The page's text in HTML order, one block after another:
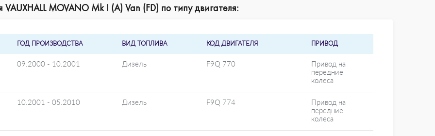
MOVANO Mk I (A) Van (FD) по типу двигателя:
ГОД ПРОИЗВОДСТВА ВИД ТОПЛИВА КОД ДВИГАТЕЛЯ ПРИВОД
09.2000 - 10.2001 Дизель F9Q 770
Привод на
передние
колеса
10.2001 - 05.2010 Дизель F9Q 774
Привод на
передние
колеса